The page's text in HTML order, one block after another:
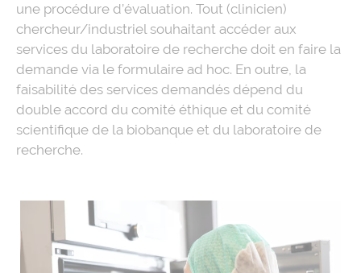
une procédure d’évaluation. Tout (clinicien)
chercheur/industriel souhaitant accéder aux
services du laboratoire de recherche doit en faire la
demande via le formulaire ad hoc. En outre, la
faisabilité des services demandés dépend du
double accord du comité éthique et du comité
scientifique de la biobanque et du laboratoire de
recherche.